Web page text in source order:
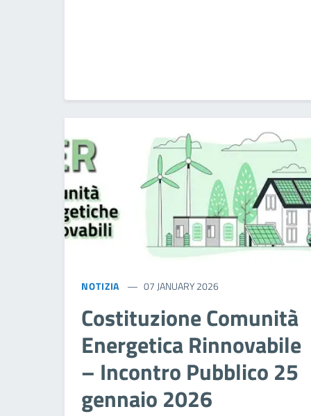
NOTIZIA 07 JANUARY 2026
Costituzione Comunità
Energetica Rinnovabile
– Incontro Pubblico 25
gennaio 2026